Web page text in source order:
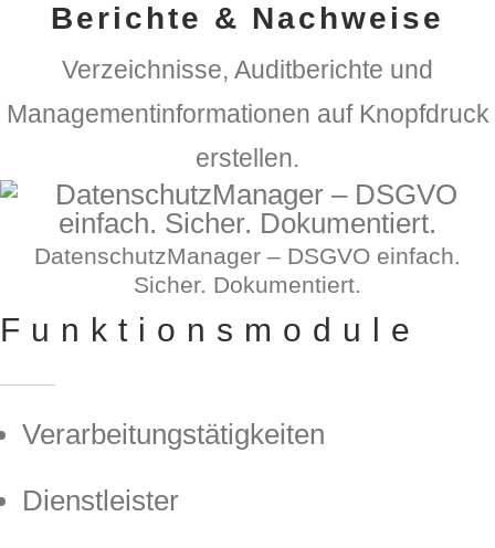
Berichte & Nachweise
Verzeichnisse, Auditberichte und
Managementinformationen auf Knopfdruck
erstellen.
DatenschutzManager – DSGVO einfach.
Sicher. Dokumentiert.
Funktionsmodule
Verarbeitungstätigkeiten
Dienstleister